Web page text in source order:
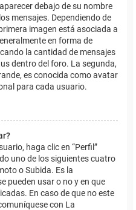
debajo de su nombre
mensajes. Dependiendo de
imagen está asociada a
en forma de
la cantidad de mensajes
dentro del foro. La segunda,
es conocida como avatar
para cada usuario.
haga clic en “Perfil”
uno de los siguientes cuatro
o Subida. Es la
pueden usar o no y en que
En caso de que no este
con La